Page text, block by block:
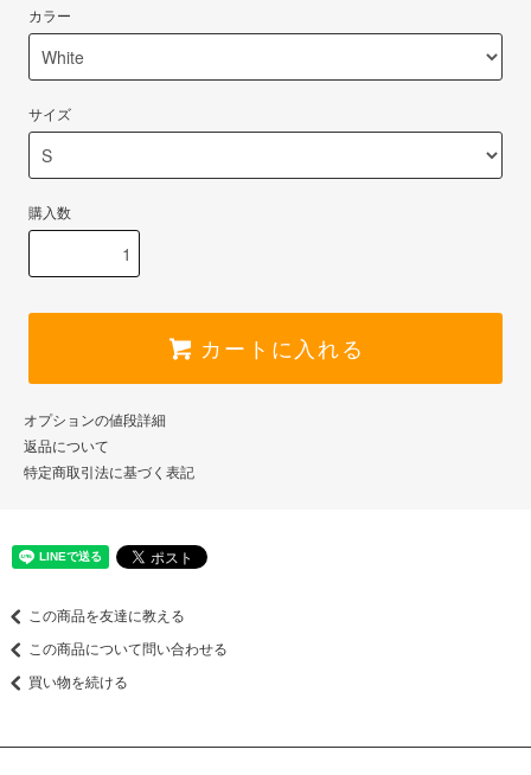
カラー
サイズ
購入数
カートに入れる
オプションの値段詳細
返品について
特定商取引法に基づく表記
この商品を友達に教える
この商品について問い合わせる
買い物を続ける